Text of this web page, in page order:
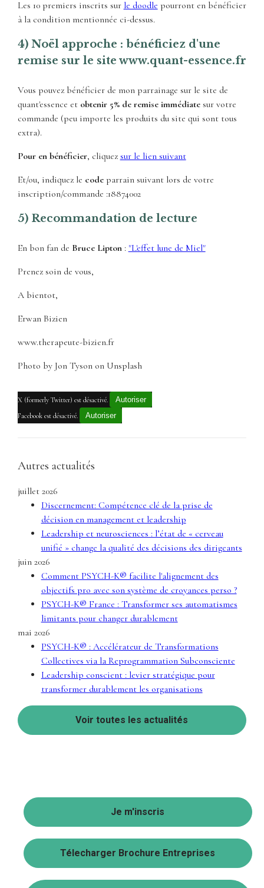
Les 10 premiers inscrits sur le doodle pourront en bénéficier
à la condition mentionnée ci-dessus.
4) Noël approche : bénéficiez d'une
remise sur le site www.quant-essence.fr
Vous pouvez bénéficier de mon parrainage sur le site de
quant'essence et obtenir 5% de remise immédiatesur votre
commande (peu importe les produits du site qui sont tous
extra).
Pour en bénéficier, cliquez sur le lien suivant
Et/ou, indiquez le codeparrain suivant lors de votre
inscription/commande :18874002
5) Recommandation de lecture
En bon fan de Bruce Lipton: "L'effet lune de Miel"
Prenez soin de vous,
A bientot,
Erwan Bizien
www.therapeute-bizien.fr
Photo by Jon Tyson on Unsplash
X (formerly Twitter) est désactivé. Autoriser
Facebook est désactivé. Autoriser
Autres actualités
juillet 2026
Discernement: Compétence clé de la prise de
décision en management et leadership
Leadership et neurosciences : l’état de « cerveau
unifié » change la qualité des décisions des dirigeants
juin 2026
Comment PSYCH-K® facilite l'alignement des
objectifs pro avec son système de croyances perso ?
PSYCH-K® France : Transformer ses automatismes
limitants pour changer durablement
mai 2026
PSYCH-K® : Accélérateur de Transformations
Collectives via la Reprogrammation Subconsciente
Leadership conscient : levier stratégique pour
transformer durablement les organisations
Voir toutes les actualités
Je m'inscris
Télecharger Brochure Entreprises